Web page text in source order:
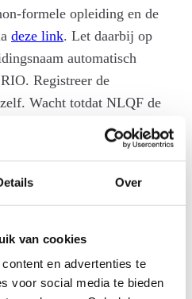
Over
van cookies
en advertenties te
voor social media te bieden
formele opleiding en de
deze link. Let daarbij op
automatisch
Registreer de
Wacht totdat NLQF de
toegevoegd aan RIO. Op
toch
Als de
(O-code)
aan de juiste